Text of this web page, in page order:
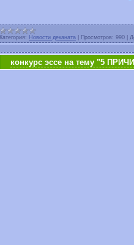
Категория: Новости деканата Просмотров: 990
конкурс эссе на тему "5